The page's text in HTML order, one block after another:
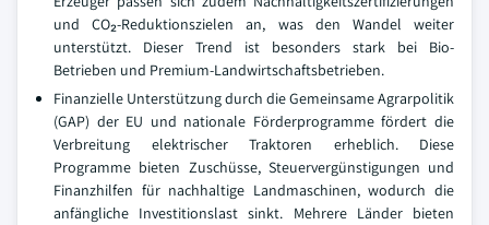
und CO₂-Reduktionszielen an, was den Wandel weiter
unterstützt. Dieser Trend ist besonders stark bei Bio-
Betrieben und Premium-Landwirtschaftsbetrieben.
Finanzielle Unterstützung durch die Gemeinsame Agrarpolitik
(GAP) der EU und nationale Förderprogramme fördert die
Verbreitung elektrischer Traktoren erheblich. Diese
Programme bieten Zuschüsse, Steuervergünstigungen und
Finanzhilfen für nachhaltige Landmaschinen, wodurch die
anfängliche Investitionslast sinkt. Mehrere Länder bieten